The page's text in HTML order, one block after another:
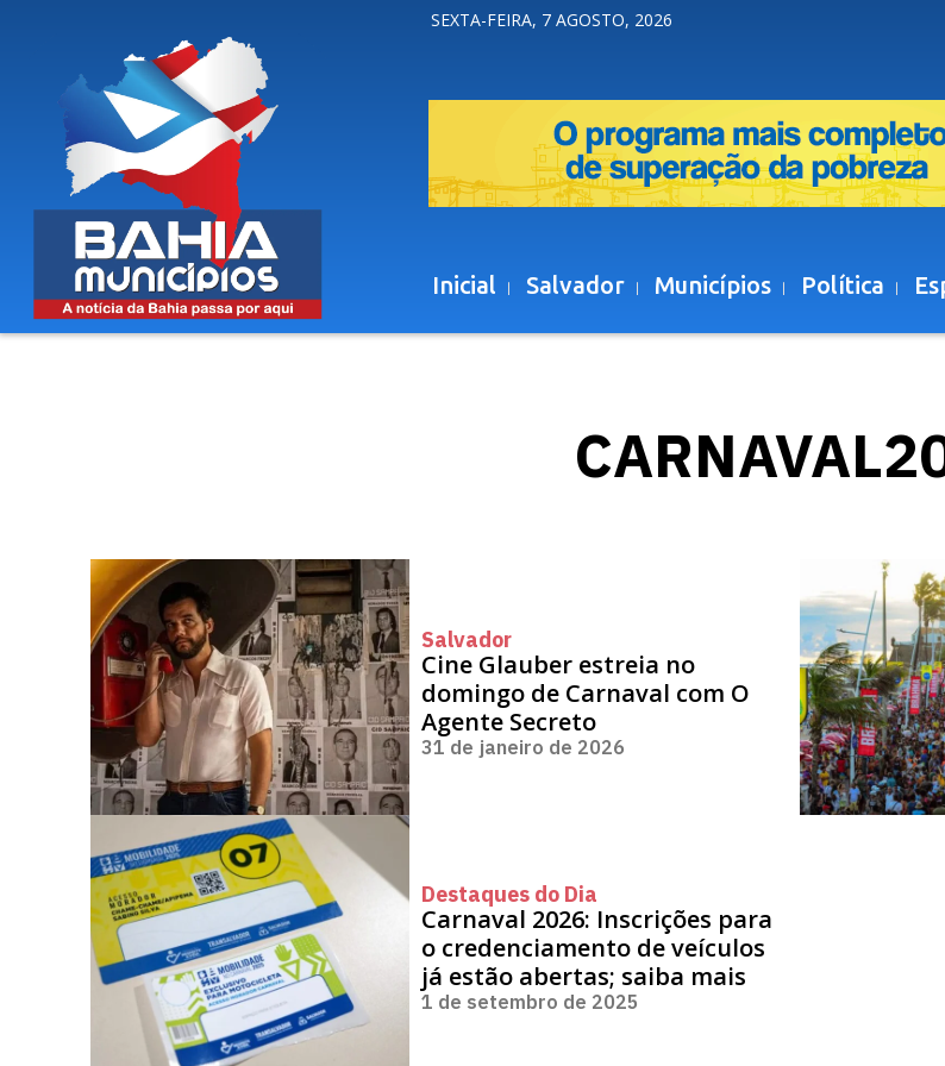
SEXTA-FEIRA, 7 AGOSTO, 2026
Inicial Salvador Municípios Política
Salvador
Cine Glauber estreia no
domingo de Carnaval com O
Agente Secreto
31 de janeiro de 2026
Destaques do Dia
Carnaval 2026: Inscrições para
o credenciamento de veículos
já estão abertas; saiba mais
1 de setembro de 2025